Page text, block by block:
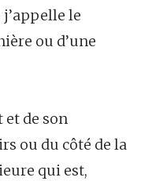
j’appelle le
ou d’une
et de son
ou du côté de la
qui est,